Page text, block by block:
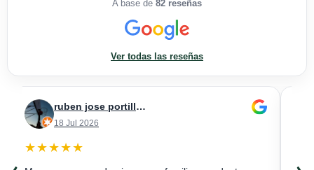
A base de 82 reseñas
Ver todas las reseñas
JF
Jesús Francisco González Sánchez
18 Jul 2026
★★★★★